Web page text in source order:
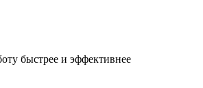
быстрее и эффективнее